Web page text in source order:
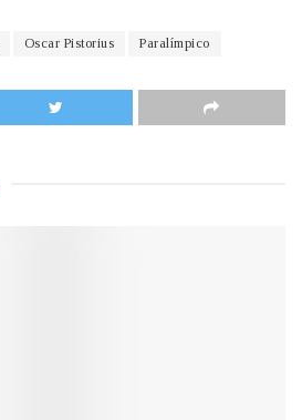
Oscar Pistorius Paralímpico